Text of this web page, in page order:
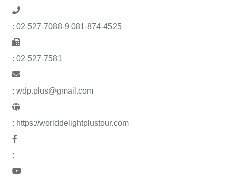
: 02-527-7088-9 081-874-4525
: 02-527-7581
: wdp.plus@gmail.com
: https://worlddelightplustour.com
: